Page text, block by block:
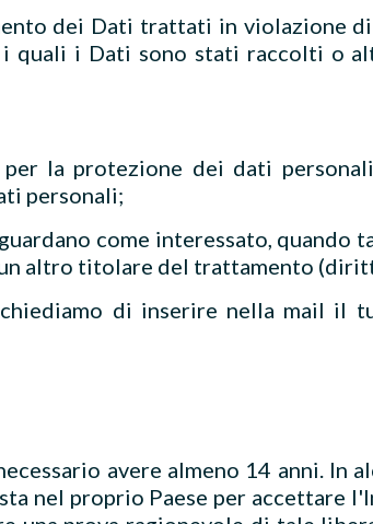
dei Dati trattati in violazione
i quali i Dati sono stati raccolti
la protezione dei dati
personali;
come interessato, quando
altro titolare del trattamento
di inserire nella mail il
avere almeno 14 anni. In
nel proprio Paese per accettare